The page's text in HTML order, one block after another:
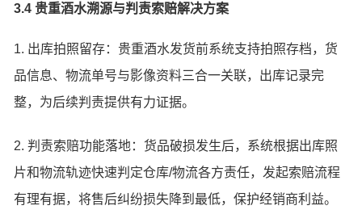
3.4 贵重酒水溯源与判责索赔解决方案
1. 出库拍照留存：贵重酒水发货前系统支持拍照存档，货
品信息、物流单号与影像资料三合一关联，出库记录完
整，为后续判责提供有力证据。
2. 判责索赔功能落地：货品破损发生后，系统根据出库照
片和物流轨迹快速判定仓库/物流各方责任，发起索赔流程
有理有据，将售后纠纷损失降到最低，保护经销商利益。